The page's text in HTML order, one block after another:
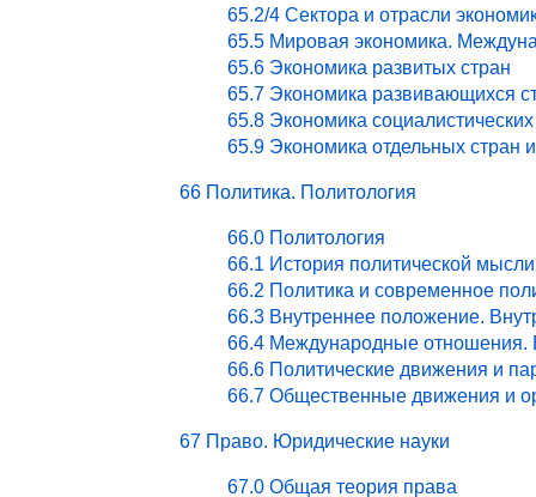
65.2/4 Сектора и отрасли
65.5 Мировая экономика.
65.6 Экономика развитых стран
65.7 Экономика развивающихся
65.8 Экономика
65.9 Экономика отдельных стран
66 Политика. Политология
66.0 Политология
66.1 История политической мысли
66.2 Политика и современное
66.3 Внутреннее положение.
66.4 Международные отношения.
66.6 Политические движения и
66.7 Общественные движения и
67 Право. Юридические науки
67.0 Общая теория права